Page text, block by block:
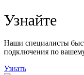
29
Узнайте
Наши специалисты
подключения по
Узнать